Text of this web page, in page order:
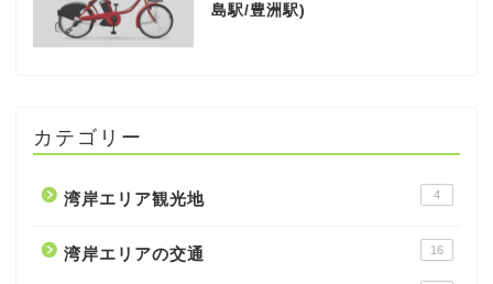
島駅/豊洲駅)
カテゴリー
湾岸エリア観光地 4
湾岸エリアの交通 16